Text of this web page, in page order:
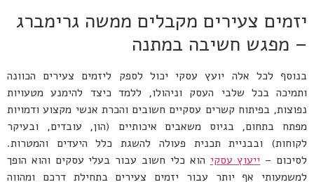
יזמים צעירים מקבלים ממשה גרימברג
– מפגש חשיבה במתנה
בנוסף לכל אלה יועץ עסקי יכול לספק ליזמים צעירים הכוונה
ותמיכה בכל שלבי העסק וניהולו, ללמד כיצד להימנע מטעויות
נפוצות, בפיתוח קשרים עסקיים חשובים והכרת אנשי מקצוע ודמויות
מפתח בתחום, בגיוס משאבים איכותיים (הון, עובדים, ובעיקר
לקוחות) ובבניית תכנית פעולה להשגת כלל היעדים והמטרות.
לסיכום – ייעוץ עסקי הוא כלי חשוב עבור בעלי עסקים והוא הופך
למשמעותי אף יותר עבור יזמים צעירים בתחילת דרכם ומהווה